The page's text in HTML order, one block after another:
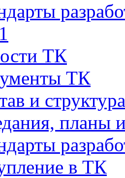
ТК
ТК
и
планы
в ТК